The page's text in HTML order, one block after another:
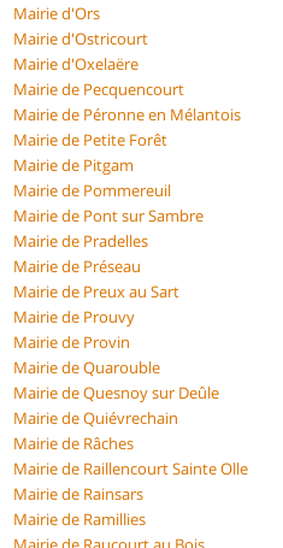
Mairie d'Ors
Mairie d'Ostricourt
Mairie d'Oxelaëre
Mairie de Pecquencourt
Mairie de Péronne en Mélantois
Mairie de Petite Forêt
Mairie de Pitgam
Mairie de Pommereuil
Mairie de Pont sur Sambre
Mairie de Pradelles
Mairie de Préseau
Mairie de Preux au Sart
Mairie de Prouvy
Mairie de Provin
Mairie de Quarouble
Mairie de Quesnoy sur Deûle
Mairie de Quiévrechain
Mairie de Râches
Mairie de Raillencourt Sainte Olle
Mairie de Rainsars
Mairie de Ramillies